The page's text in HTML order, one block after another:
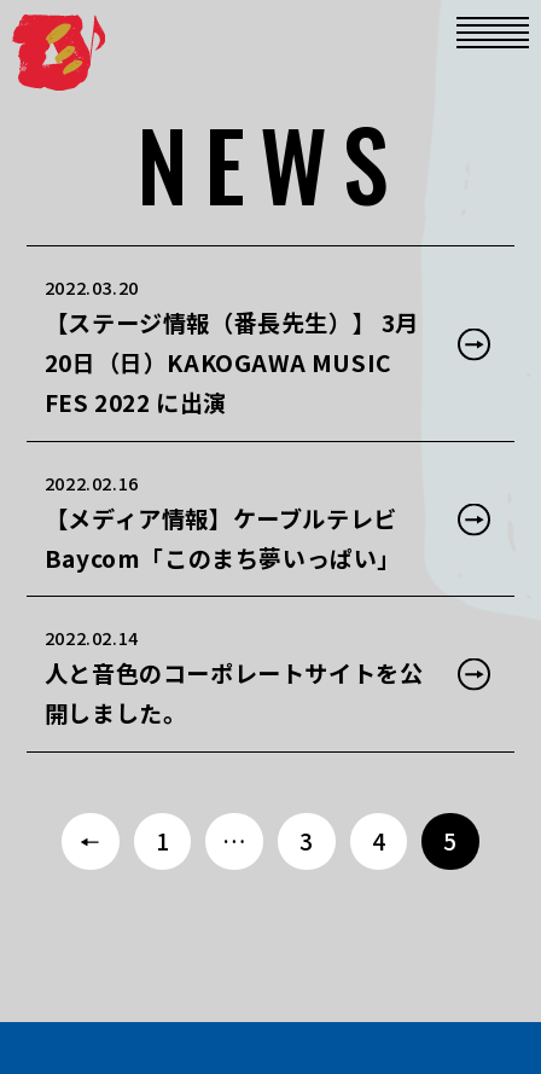
NEWS
2022.03.20
【ステージ情報（番長先生）】 3月
20日（日）KAKOGAWA MUSIC
FES 2022 に出演
2022.02.16
【メディア情報】ケーブルテレビ
Baycom「このまち夢いっぱい」
2022.02.14
人と音色のコーポレートサイトを公
開しました。
1 … 3 4 5